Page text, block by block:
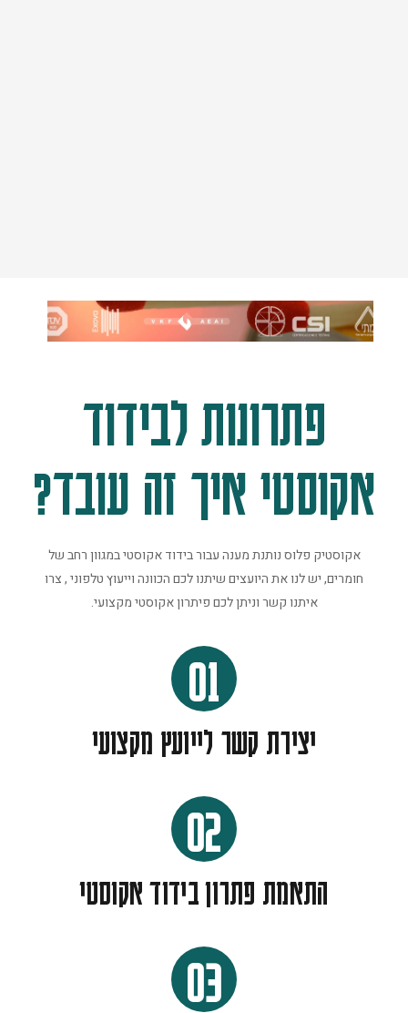
פתרונות לבידוד
אקוסטי איך זה עובד?
אקוסטיק פלוס נותנת מענה עבור בידוד אקוסטי במגוון רחב של
חומרים, יש לנו את היועצים שיתנו לכם הכוונה וייעוץ טלפוני , צרו
איתנו קשר וניתן לכם פיתרון אקוסטי מקצועי.
01
יצירת קשר לייועץ מקצועי
02
התאמת פתרון בידוד אקוסטי
03